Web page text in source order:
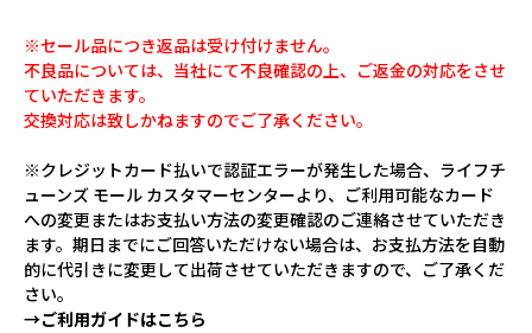
※セール品につき返品は受け付けません。
不良品については、当社にて不良確認の上、ご返金の対応をさせ
ていただきます。
交換対応は致しかねますのでご了承ください。
※クレジットカード払いで認証エラーが発生した場合、ライフチ
ューンズ モール カスタマーセンターより、ご利用可能なカード
への変更またはお支払い方法の変更確認のご連絡させていただき
ます。期日までにご回答いただけない場合は、お支払方法を自動
的に代引きに変更して出荷させていただきますので、ご了承くだ
さい。
→ご利用ガイドはこちら